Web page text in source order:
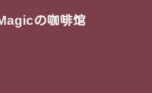
の咖啡馆